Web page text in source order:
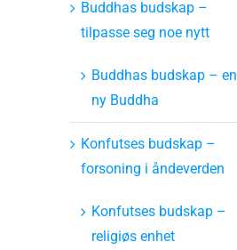
Buddhas budskap –
tilpasse seg noe nytt
Buddhas budskap – en
ny Buddha
Konfutses budskap –
forsoning i åndeverden
Konfutses budskap –
religiøs enhet